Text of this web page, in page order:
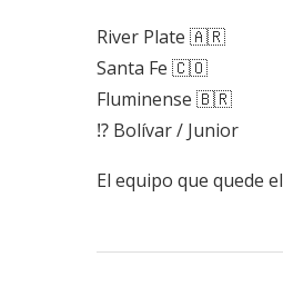
River Plate 🇦🇷
Santa Fe 🇨🇴
Fluminense 🇧🇷
⁉️ Bolívar / Junior
El equipo que quede